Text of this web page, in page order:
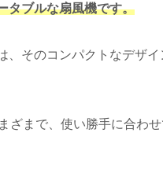
タブルな扇風機です。
、そのコンパクトなデザイ
ざまで、使い勝手に合わ